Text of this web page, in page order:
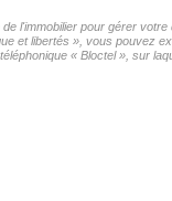
l'immobilier pour gérer
et libertés », vous
« Bloctel », sur